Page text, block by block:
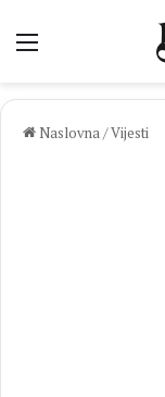
Izbornik
Naslovna/Vijesti